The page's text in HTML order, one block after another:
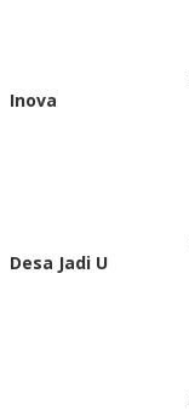
Inova
Desa Jadi U